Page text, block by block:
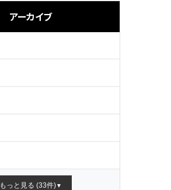
アーカイブ
もっと見る (33件)▼